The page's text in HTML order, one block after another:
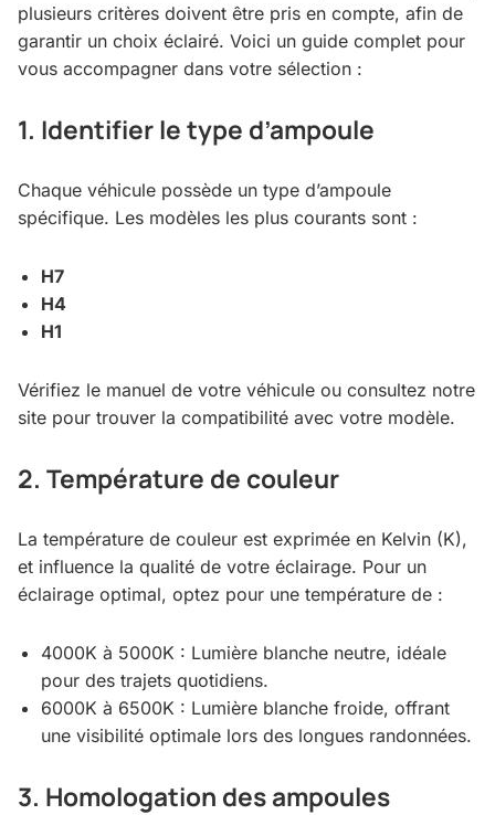
plusieurs critères doivent être pris en compte, afin de
garantir un choix éclairé. Voici un guide complet pour
vous accompagner dans votre sélection :
1. Identifier le type d’ampoule
Chaque véhicule possède un type d’ampoule
spécifique. Les modèles les plus courants sont :
H7
H4
H1
Vérifiez le manuel de votre véhicule ou consultez notre
site pour trouver la compatibilité avec votre modèle.
2. Température de couleur
La température de couleur est exprimée en Kelvin (K),
et influence la qualité de votre éclairage. Pour un
éclairage optimal, optez pour une température de :
4000K à 5000K : Lumière blanche neutre, idéale
pour des trajets quotidiens.
6000K à 6500K : Lumière blanche froide, offrant
une visibilité optimale lors des longues randonnées.
3. Homologation des ampoules